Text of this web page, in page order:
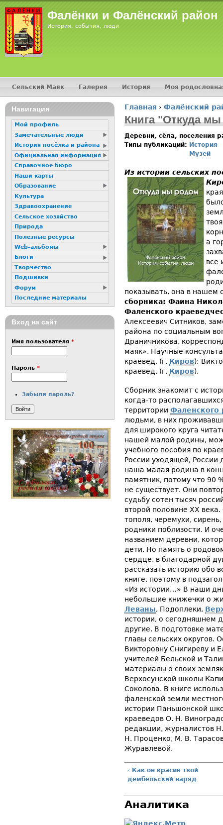
Фалёнки и Фалёнский район
История, события, люди
Вы здесь
Главная › Фалёнский
Книга "Откуда
Деревни, сёла, поселения
Типы публикаций: История
Музей
Из истории сельских
а
все
показывать, она в нашем
сборника: Фаина
Фаленского
Алексеевич Ситников,
района по социальным
Драничникова,
маяк». Научные
краевед, (г. Киров);
краевед, (г. Киров).
Сборник знакомит с
когда-то
территории Фаленского
людьми, в них
для широкого круга
нашей малой родины,
учебного пособия по
России уходящей, России
наша малая родина в
памятник, потому что 90
не существует. Они
судьбу сотен тысяч
второй половине XX
тополя, черемухи,
родники поблизости. И
названием деревни,
дети. Но память о
сердце, в благодарной
рассказать историю обо
книге, поэтому в
«Из истории…» В наши
небольшие книжечки о
Леваны, Подоплеки,
истории, о сегодняшнем
другие. В подготовке
главы сельских округов.
Викторовну Снигиреву и
учителей Бельской и
материалы о своих
Верхосунской школы
Соколова. В книге
фаленской земли
истории Паньшонской
краеведов О. Н.
редакции, журналистов
Н. Проценко, М. В.
Журавлевой.
‹ Как он красив твой
дембельский наряд
Аналитика
Главное меню
Сельский Маяк Галерея История Моя
16+
Навигация
Мой профиль
Замечательные люди
История посёлка и района
Официальная информация
Справочное бюро
Наши карты
Образование
Культура
Здравоохранение
Сельское хозяйство
Природа
Полезные ресурсы
Web-альбомы
Блоги
Творчество
Подшивки
Форум
Последние материалы
Вход на сайт
Имя пользователя *
Пароль *
Забыли пароль?